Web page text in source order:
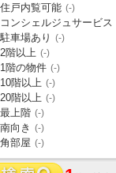
住戸内覧可能 (-)
コンシェルジュサービス
駐車場あり (-)
2階以上 (-)
1階の物件 (-)
10階以上 (-)
20階以上 (-)
最上階 (-)
南向き (-)
角部屋 (-)